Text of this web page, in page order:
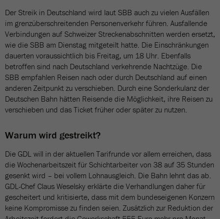
Der Streik in Deutschland wird laut SBB auch zu vielen Ausfällen
im grenzüberschreitenden Personenverkehr führen. Ausfallende
Verbindungen auf Schweizer Streckenabschnitten werden ersetzt,
wie die SBB am Dienstag mitgeteilt hatte. Die Einschränkungen
dauerten voraussichtlich bis Freitag, um 18 Uhr. Ebenfalls
betroffen sind nach Deutschland verkehrende Nachtzüge. Die
SBB empfahlen Reisen nach oder durch Deutschland auf einen
anderen Zeitpunkt zu verschieben. Durch eine Sonderkulanz der
Deutschen Bahn hätten Reisende die Möglichkeit, ihre Reisen zu
verschieben und das Ticket früher oder später zu nutzen.
Warum wird gestreikt?
Die GDL will in der aktuellen Tarifrunde vor allem erreichen, dass
die Wochenarbeitszeit für Schichtarbeiter von 38 auf 35 Stunden
gesenkt wird – bei vollem Lohnausgleich. Die Bahn lehnt das ab.
GDL-Chef Claus Weselsky erklärte die Verhandlungen daher für
gescheitert und kritisierte, dass mit dem bundeseigenen Konzern
keine Kompromisse zu finden seien. Zusätzlich zur Reduktion der